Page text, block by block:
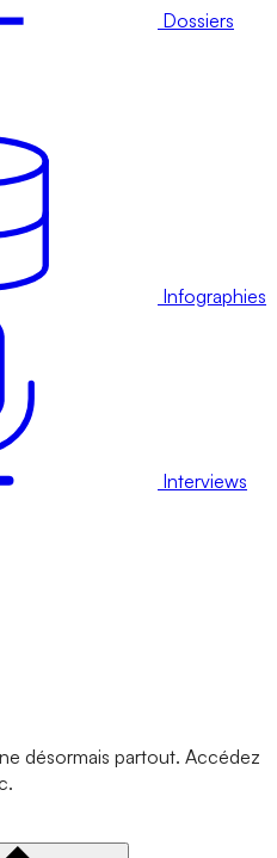
Dossiers
Infographies
Interviews
désormais partout. Accédez